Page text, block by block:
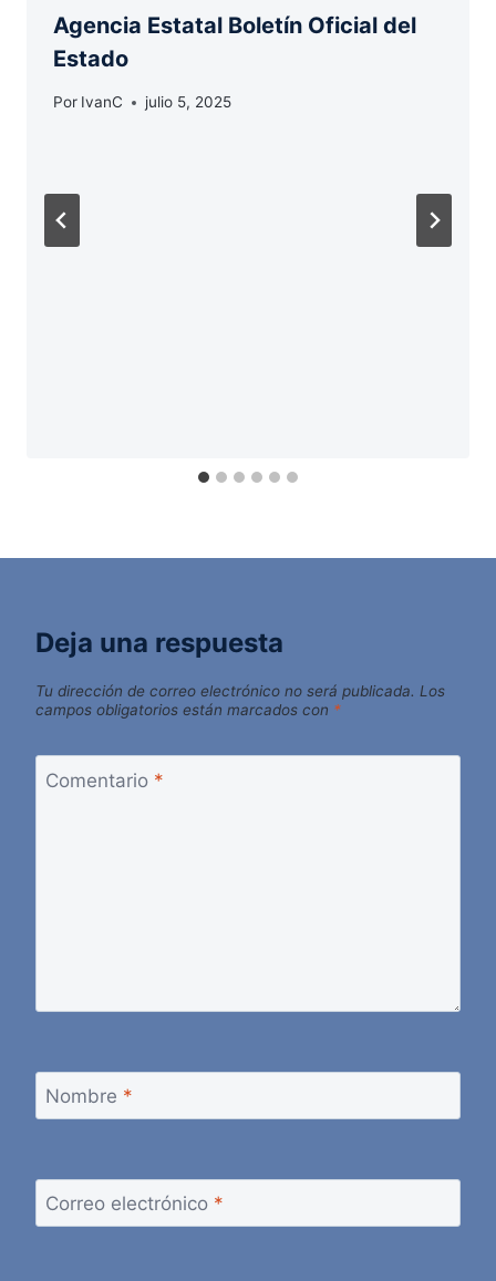
Agencia Estatal Boletín Oficial del
Estado
Por IvanC julio 5, 2025
Deja una respuesta
Tu dirección de correo electrónico no será publicada. Los
campos obligatorios están marcados con *
Comentario *
Nombre *
Correo electrónico *